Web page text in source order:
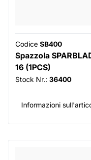
Codice SB400
Spazzola
16 (1PCS)
Stock Nr.: 36400
Informazioni